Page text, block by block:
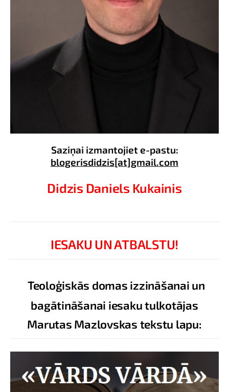
Saziņai izmantojiet e-pastu:
blogerisdidzis[at]gmail.com
Didzis Daniels Kukainis
IESAKU UN ATBALSTU!
Teoloģiskās domas izzināšanai un
bagātināšanai iesaku tulkotājas
Marutas Mazlovskas tekstu lapu: